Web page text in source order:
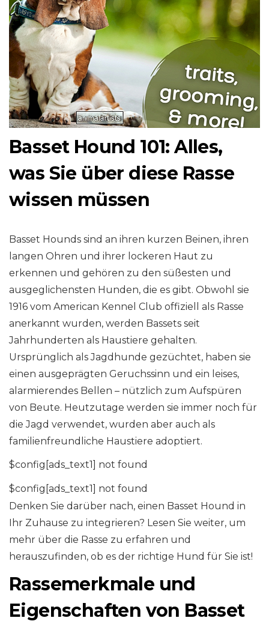
Basset Hound 101: Alles,
was Sie über diese Rasse
wissen müssen
Basset Hounds sind an ihren kurzen Beinen, ihren
langen Ohren und ihrer lockeren Haut zu
erkennen und gehören zu den süßesten und
ausgeglichensten Hunden, die es gibt. Obwohl sie
1916 vom American Kennel Club offiziell als Rasse
anerkannt wurden, werden Bassets seit
Jahrhunderten als Haustiere gehalten.
Ursprünglich als Jagdhunde gezüchtet, haben sie
einen ausgeprägten Geruchssinn und ein leises,
alarmierendes Bellen – nützlich zum Aufspüren
von Beute. Heutzutage werden sie immer noch für
die Jagd verwendet, wurden aber auch als
familienfreundliche Haustiere adoptiert.
$config[ads_text1] not found
$config[ads_text1] not found
Denken Sie darüber nach, einen Basset Hound in
Ihr Zuhause zu integrieren? Lesen Sie weiter, um
mehr über die Rasse zu erfahren und
herauszufinden, ob es der richtige Hund für Sie ist!
Rassemerkmale und
Eigenschaften von Basset